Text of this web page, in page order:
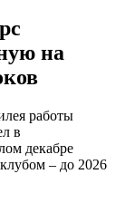
на
работы
в
декабре
– до 2026